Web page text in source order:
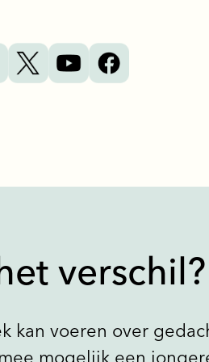
verschil?
kan voeren over
mogelijk een